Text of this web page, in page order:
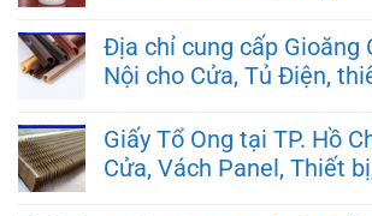
Địa chỉ cung cấp Gioăng
Nội cho Cửa, Tủ Điện,
Giấy Tổ Ong tại TP. Hồ
Cửa, Vách Panel, Thiết